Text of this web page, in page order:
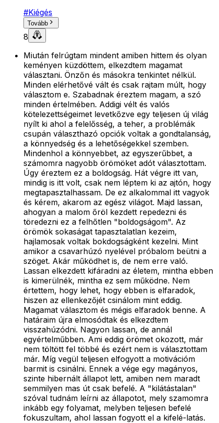
#Kiégés
Tovább
8
Miután felrúgtam mindent amiben hittem és olyan
keményen küzdöttem, elkezdtem magamat
választani. Önzőn és másokra tenkintet nélkül.
Minden elérhetővé vált és csak rajtam múlt, hogy
választom e. Szabadnak éreztem magam, a szó
minden értelmében. Addigi vélt és valós
kötelezettségeimet levetkőzve egy teljesen új világ
nyílt ki ahol a felelősség, a teher, a problémák
csupán választhazó opciók voltak a gondtalanság,
a könnyedség és a lehetőségekkel szemben.
Mindenhol a könnyebbet, az egyszerűbbet, a
számomra nagyobb örömöket adót választottam.
Úgy éreztem ez a boldogság. Hát végre itt van,
mindig is itt volt, csak nem léptem ki az ajtón, hogy
megtapasztalhassam. De ez alkalommal itt vagyok
és kérem, akarom az egész világot. Majd lassan,
ahogyan a malom őröl kezdett repedezni és
töredezni ez a felhőtlen "boldogságom". Az
örömök sokaságat tapasztalatlan kezeim,
hajlamosak voltak bokdogságként kezelni. Mint
amikor a csavarhúzó nyelével próbalom beütni a
szöget. Akár működhet is, de nem erre való.
Lassan elkezdett kifáradni az életem, mintha ebben
is kimerülnék, mintha ez sem működne. Nem
értettem, hogy lehet, hogy ebben is elfaradok,
hiszen az ellenkezőjét csinálom mint eddig.
Magamat választom és mégis elfaradok benne. A
határaim újra elmosódtak és elkezdtem
visszahúzódni. Nagyon lassan, de annál
egyértelműbben. Ami eddig örömet okozott, már
nem töltött fel többé és ezért nem is választottam
már. Míg vegül teljesen elfogyott a motivációm
barmit is csinálni. Ennek a vége egy magányos,
szinte hibernált állapot lett, amiben nem maradt
semmilyen mas út csak befelé. A "kilátástalan"
szóval tudnám leírni az állapotot, mely szamomra
inkább egy folyamat, melyben teljesen befelé
fokuszultam, ahol lassan fogyott el a kifelé-latás.